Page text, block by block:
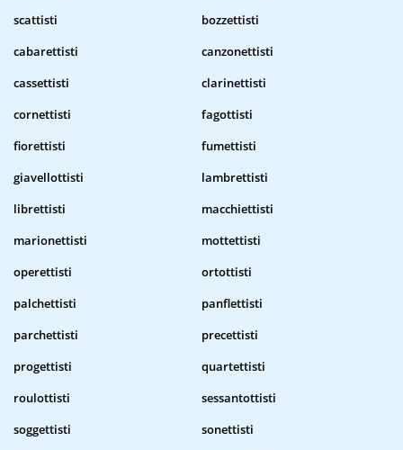
scattisti
bozzettisti
cabarettisti
canzonettisti
cassettisti
clarinettisti
cornettisti
fagottisti
fiorettisti
fumettisti
giavellottisti
lambrettisti
librettisti
macchiettisti
marionettisti
mottettisti
operettisti
ortottisti
palchettisti
panflettisti
parchettisti
precettisti
progettisti
quartettisti
roulottisti
sessantottisti
soggettisti
sonettisti